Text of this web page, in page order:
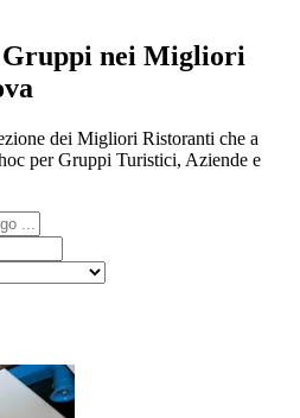
nei Migliori
dei Migliori Ristoranti che a
per Gruppi Turistici, Aziende e